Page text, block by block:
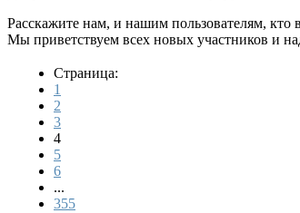
Расскажите нам, и нашим пользователям, кто
Мы приветствуем всех новых участников и
Страница:
1
2
3
4
5
6
...
355